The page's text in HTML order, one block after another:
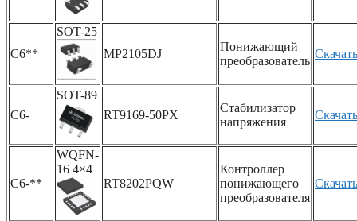
C6**
SOT-25
MP2105DJ
Понижающий
преобразователь
Скачать
C6-
SOT-89
RT9169-50PX
Стабилизатор
напряжения
Скачать
C6-**
WQFN-
16 4×4
RT8202PQW
Контроллер
понижающего
преобразователя
Скачать